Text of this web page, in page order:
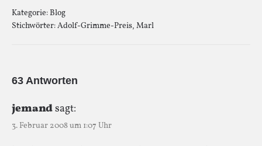
Kategorie:Blog
Stichwörter:Adolf-Grimme-Preis, Marl
63 Antworten
jemandsagt:
3. Februar 2008 um 1:07 Uhr